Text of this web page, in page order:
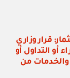
قرار وزاري
أو التداول أو
والخدمات من